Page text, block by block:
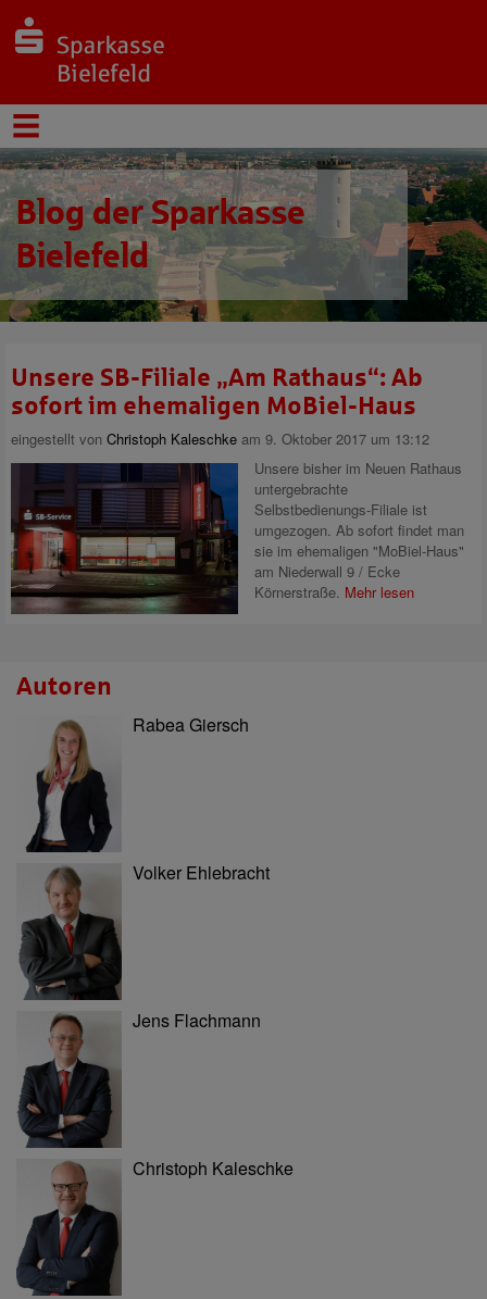
Blog der Sparkasse
Bielefeld
Unsere SB-Filiale „Am Rathaus“: Ab
sofort im ehemaligen MoBiel-Haus
eingestellt von Christoph Kaleschke am 9. Oktober 2017 um 13:12
Unsere bisher im Neuen Rathaus
untergebrachte
Selbstbedienungs-Filiale ist
umgezogen. Ab sofort findet man
sie im ehemaligen "MoBiel-Haus"
am Niederwall 9 / Ecke
Körnerstraße. Mehr lesen
Autoren
Rabea Giersch
Volker Ehlebracht
Jens Flachmann
Christoph Kaleschke